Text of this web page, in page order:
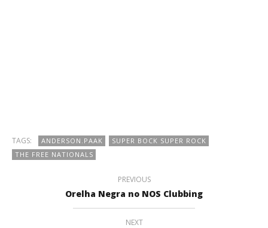
TAGS: ANDERSON.PAAK
SUPER BOCK SUPER ROCK
THE FREE NATIONALS
PREVIOUS
Orelha Negra no NOS Clubbing
NEXT